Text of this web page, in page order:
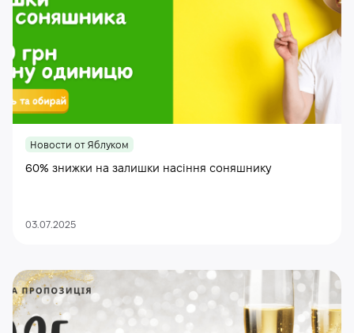
Новости от Яблуком
60% знижки на залишки насіння соняшнику
03.07.2025